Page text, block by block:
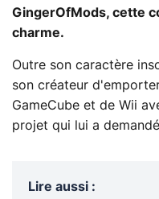
GingerOfMods, cette
charme.
Outre son caractère
son créateur
GameCube et de Wii
projet qui lui a
Lire aussi :